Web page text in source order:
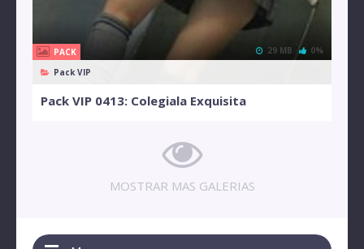
PACK
Pack VIP
29 MB 0%
Pack VIP 0413: Colegiala Exquisita
MOSTRAR MAS GALERIAS